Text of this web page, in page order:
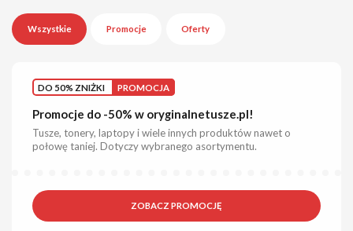
Wszystkie Promocje Oferty
DO 50% ZNIŻKI PROMOCJA
Promocje do -50% w oryginalnetusze.pl!
Tusze, tonery, laptopy i wiele innych produktów nawet o
połowę taniej. Dotyczy wybranego asortymentu.
ZOBACZ PROMOCJĘ